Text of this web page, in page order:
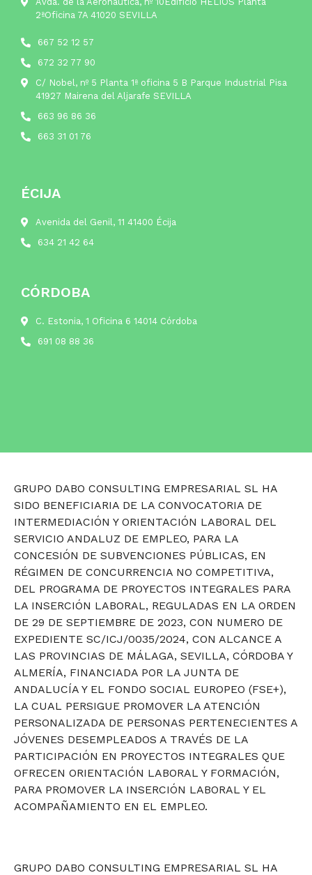
2ªOficina 7A 41020 SEVILLA
667 52 12 57
672 32 77 90
C/ Nobel, nº 5 Planta 1ª oficina 5 B Parque Industrial Pisa
41927 Mairena del Aljarafe SEVILLA
663 96 86 36
663 31 01 76
ÉCIJA
Avenida del Genil, 11 41400 Écija
634 21 42 64
CÓRDOBA
C. Estonia, 1 Oficina 6 14014 Córdoba
691 08 88 36
GRUPO DABO CONSULTING EMPRESARIAL SL HA
SIDO BENEFICIARIA DE LA CONVOCATORIA DE
INTERMEDIACIÓN Y ORIENTACIÓN LABORAL DEL
SERVICIO ANDALUZ DE EMPLEO, PARA LA
CONCESIÓN DE SUBVENCIONES PÚBLICAS, EN
RÉGIMEN DE CONCURRENCIA NO COMPETITIVA,
DEL PROGRAMA DE PROYECTOS INTEGRALES PARA
LA INSERCIÓN LABORAL, REGULADAS EN LA ORDEN
DE 29 DE SEPTIEMBRE DE 2023, CON NUMERO DE
EXPEDIENTE SC/ICJ/0035/2024, CON ALCANCE A
LAS PROVINCIAS DE MÁLAGA, SEVILLA, CÓRDOBA Y
ALMERÍA, FINANCIADA POR LA JUNTA DE
ANDALUCÍA Y EL FONDO SOCIAL EUROPEO (FSE+),
LA CUAL PERSIGUE PROMOVER LA ATENCIÓN
PERSONALIZADA DE PERSONAS PERTENECIENTES A
JÓVENES DESEMPLEADOS A TRAVÉS DE LA
PARTICIPACIÓN EN PROYECTOS INTEGRALES QUE
OFRECEN ORIENTACIÓN LABORAL Y FORMACIÓN,
PARA PROMOVER LA INSERCIÓN LABORAL Y EL
ACOMPAÑAMIENTO EN EL EMPLEO.
GRUPO DABO CONSULTING EMPRESARIAL SL HA